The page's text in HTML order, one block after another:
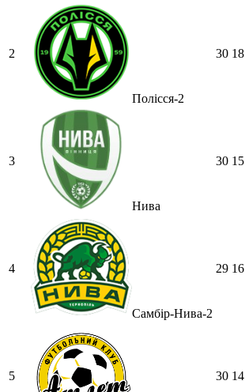
2
Полісся-2
30 18
3
Нива
30 15
4
Самбір-Нива-2
29 16
5 30 14